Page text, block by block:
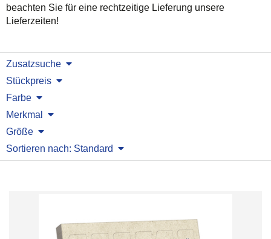
beachten Sie für eine rechtzeitige Lieferung unsere
Lieferzeiten!
Zusatzsuche
Stückpreis
Farbe
Merkmal
Größe
Sortieren nach: Standard